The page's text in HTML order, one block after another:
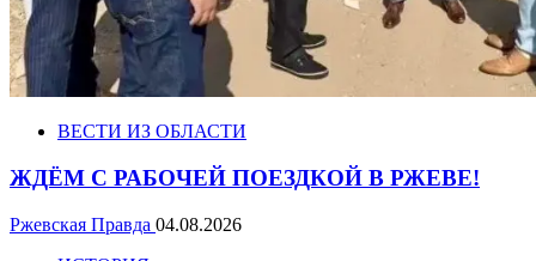
ВЕСТИ ИЗ ОБЛАСТИ
ЖДЁМ С РАБОЧЕЙ ПОЕЗДКОЙ В РЖЕВЕ!
Ржевская Правда 04.08.2026